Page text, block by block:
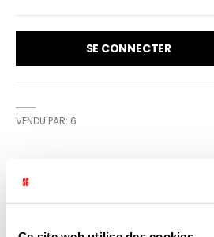
SE CONNECTER
VENDU PAR: 6
CARACTÉRISTIQUES
Plus